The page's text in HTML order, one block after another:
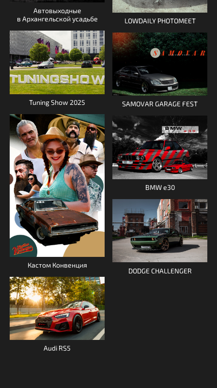
LOWDAILY PHOTOMEET
Автовыходные
в Архангельской усадьбе
Tuning Show 2025 SAMOVAR GARAGE FEST
Кастом Конвенция
BMW e30
DODGE CHALLENGER
Audi RS5